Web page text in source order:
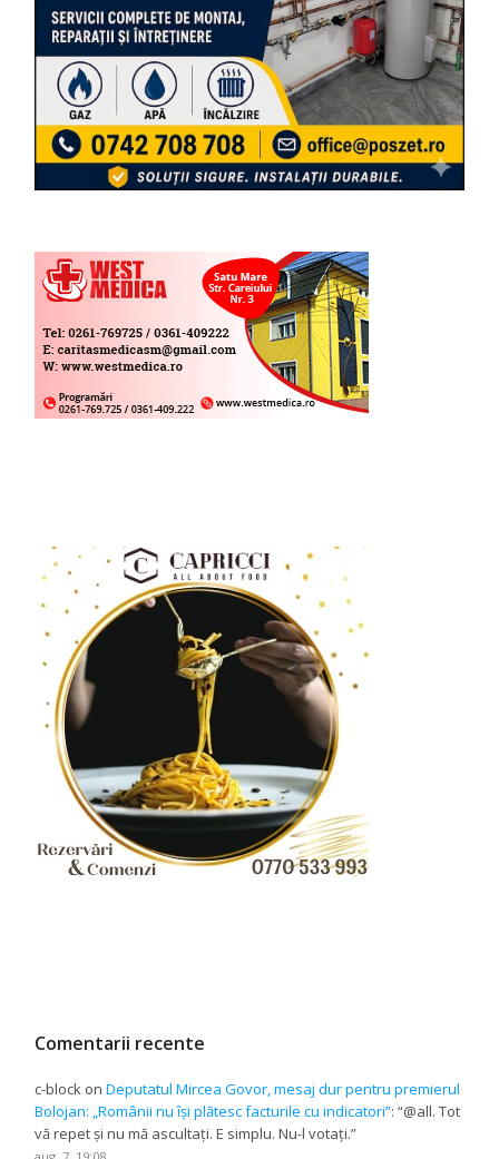
Comentarii recente
c-block onDeputatul Mircea Govor, mesaj dur pentru premierul
Bolojan: „Românii nu își plătesc facturile cu indicatori”: “@all. Tot
vă repet și nu mă ascultați. E simplu. Nu-l votați.”